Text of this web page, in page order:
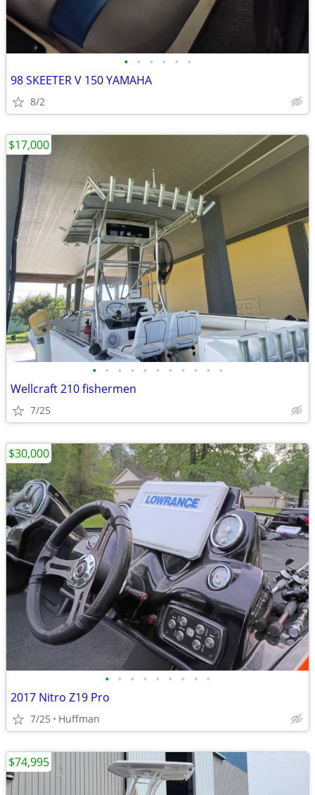
• • • • • •
98 SKEETER V 150 YAMAHA
8/2
• • • • • • • • • • •
Wellcraft 210 fishermen
7/25
$17,000
• • • • • • • • •
2017 Nitro Z19 Pro
7/25 Huffman
$30,000
$74,995